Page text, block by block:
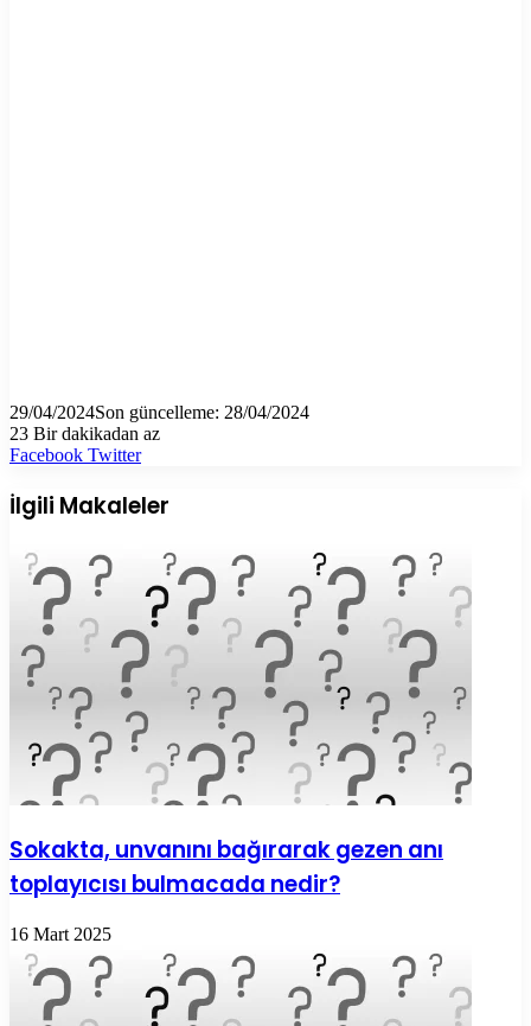
29/04/2024Son güncelleme: 28/04/2024
23 Bir dakikadan az
Facebook TwitterLinkedIn
Tumblr
Pinterest
Reddit
VKontakte
E-
ile
paylaş
Yazdır
İlgili Makaleler
Sokakta, unvanını bağırarak gezen anı
toplayıcısı bulmacada nedir?
16 Mart 2025